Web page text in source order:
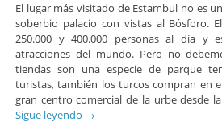
El lugar más visitado de Estambul no es
soberbio palacio con vistas al Bósforo.
250.000 y 400.000 personas al día y
atracciones del mundo. Pero no
tiendas son una especie de parque
turistas, también los turcos compran en
gran centro comercial de la urbe desde
Sigue leyendo →